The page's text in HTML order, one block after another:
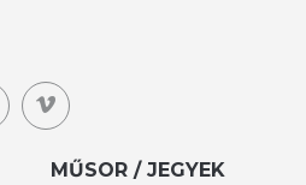
MŰSOR / JEGYEK